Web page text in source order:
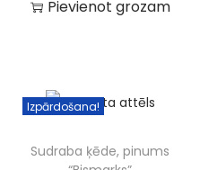
Pievienot grozam
Izpārdošana!
Sudraba ķēde, pinums